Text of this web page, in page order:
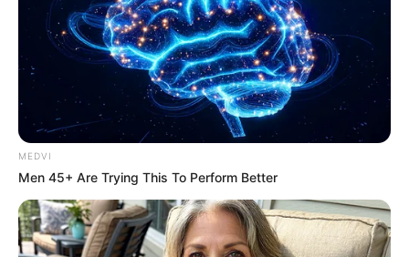
Scientists Happened Upon The Most Terrifying
Discovery
MEDVI
Men 45+ Are Trying This To Perform Better